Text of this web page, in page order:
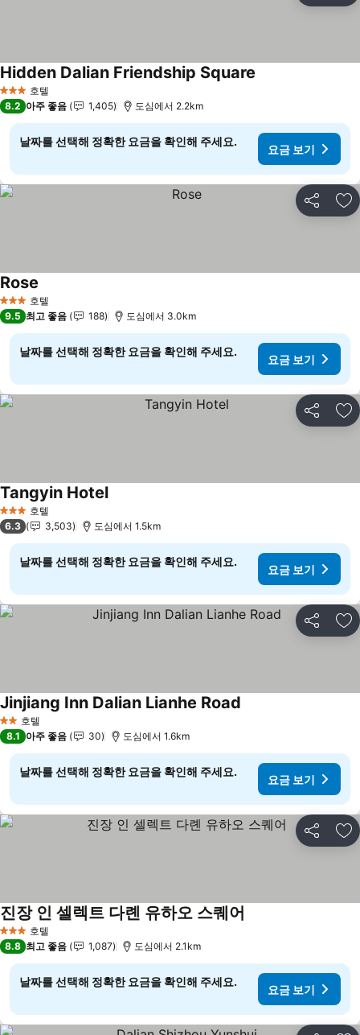
3 성급 호텔
Hidden Dalian Friendship Square
8.2 아주 좋음 1,405 도심에서 2.2km
날짜를 선택해 정확한 요금을 확인해 주세요.
요금 보기
공유 즐
3 성급 호텔
Rose
9.5 최고 좋음 188 도심에서 3.0km
날짜를 선택해 정확한 요금을 확인해 주세요.
요금 보기
공유 즐
3 성급 호텔
Tangyin Hotel요금 보기
6.3 3,503 도심에서 1.5km
날짜를 선택해 정확한 요금을 확인해 주세요.
요금 보기
공유 즐
2 성급호텔
Jinjiang Inn Dalian Lianhe Road
8.1 아주 좋음 30 도심에서 1.6km
날짜를 선택해 정확한 요금을 확인해 주세요.
요금 보기
공유 즐
3 성급 호텔
진장 인 셀렉트 다롄 유하오 스퀘어
8.8 최고 좋음 1,087 도심에서 2.1km
날짜를 선택해 정확한 요금을 확인해 주세요.
요금 보기